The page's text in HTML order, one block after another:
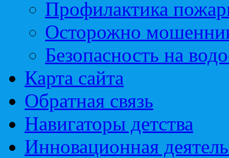
Профилактика
Осторожно
Безопасность на
Карта сайта
Обратная связь
Навигаторы детства
Инновационная